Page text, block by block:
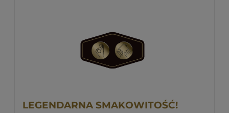
LEGENDARNA SMAKOWITOŚĆ!